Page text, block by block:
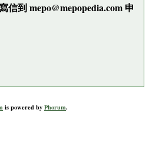
到 mepo@mepopedia.com 申
is powered byPhorum.